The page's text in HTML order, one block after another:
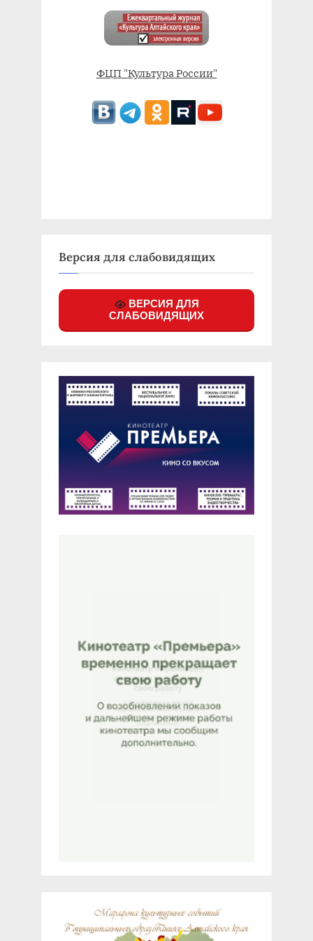
ФЦП "Культура России"
Версия для слабовидящих
ВЕРСИЯ ДЛЯ
СЛАБОВИДЯЩИХ